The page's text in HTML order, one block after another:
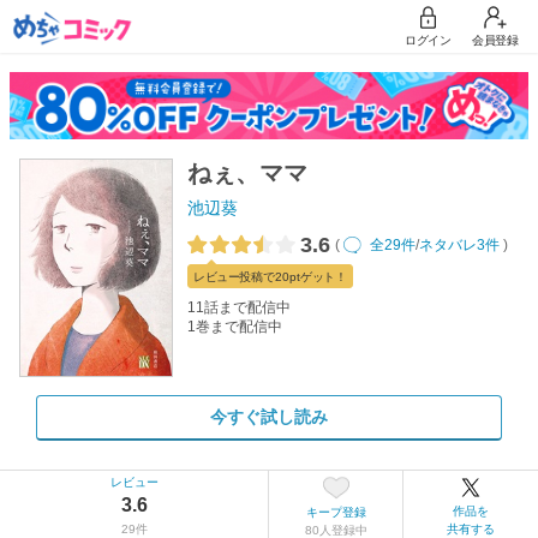
ログイン 会員登録
ねぇ、ママ
池辺葵
3.6 ( 全29件/ネタバレ3件 )
レビュー投稿で20ptゲット！
11話まで配信中
1巻まで配信中
今すぐ試し読み
レビュー
3.6
29件
キープ登録
80人登録中
作品を
共有する